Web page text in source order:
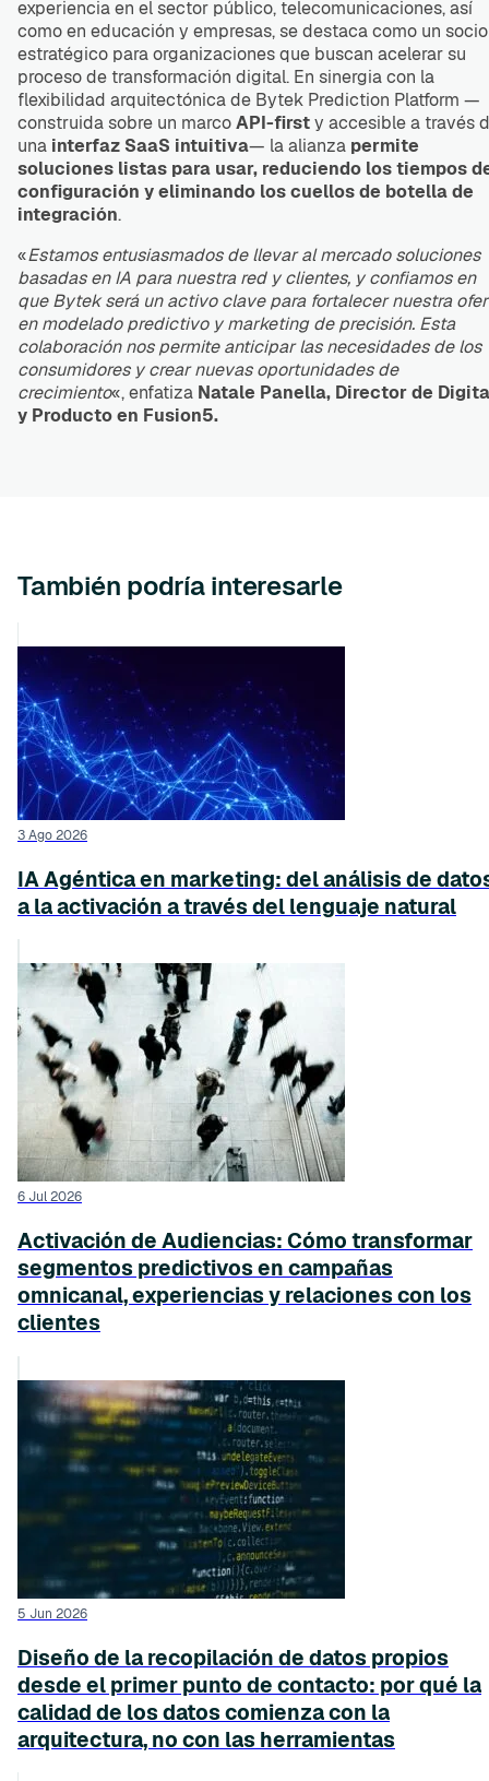
experiencia en el sector público, telecomunicaciones, así
como en educación y empresas, se destaca como un socio
estratégico para organizaciones que buscan acelerar su
proceso de transformación digital. En sinergia con la
flexibilidad arquitectónica de Bytek Prediction Platform —
construida sobre un marcoAPI-firsty accesible a través
una interfaz SaaS intuitiva— la alianza permite
soluciones listas para usar, reduciendo los tiempos
configuración y eliminando los cuellos de botella de
integración.
«Estamos entusiasmados de llevar al mercado soluciones
basadas en IA para nuestra red y clientes, y confiamos en
que Bytek será un activo clave para fortalecer nuestra
en modelado predictivo y marketing de precisión. Esta
colaboración nos permite anticipar las necesidades de los
consumidores y crear nuevas oportunidades de
crecimiento«, enfatiza Natale Panella, Director de
y Producto en Fusion5.
También podría interesarle
3 Ago 2026
IA Agéntica en marketing: del análisis de
a la activación a través del lenguaje natural
6 Jul 2026
Activación de Audiencias: Cómo transformar
segmentos predictivos en campañas
omnicanal, experiencias y relaciones con los
clientes
5 Jun 2026
Diseño de la recopilación de datos propios
desde el primer punto de contacto: por qué la
calidad de los datos comienza con la
arquitectura, no con las herramientas